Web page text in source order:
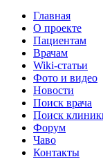
Главная
О проекте
Пациентам
Врачам
Wiki-статьи
Фото и видео
Новости
Поиск врача
Поиск
Форум
Чаво
Контакты